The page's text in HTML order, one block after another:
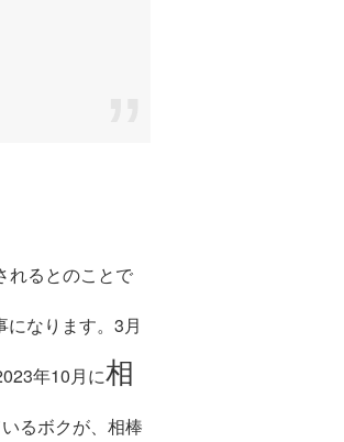
れるとのことで
になります。3月
年10月に相
るボクが、相棒